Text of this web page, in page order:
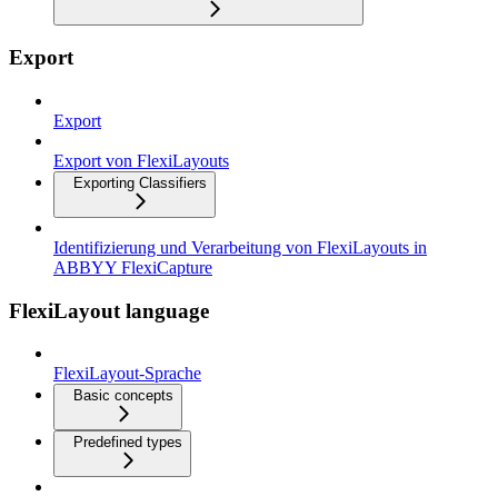
Export
Export
Export von FlexiLayouts
Exporting Classifiers
Identifizierung und Verarbeitung von FlexiLayouts in
ABBYY FlexiCapture
FlexiLayout language
FlexiLayout-Sprache
Basic concepts
Predefined types